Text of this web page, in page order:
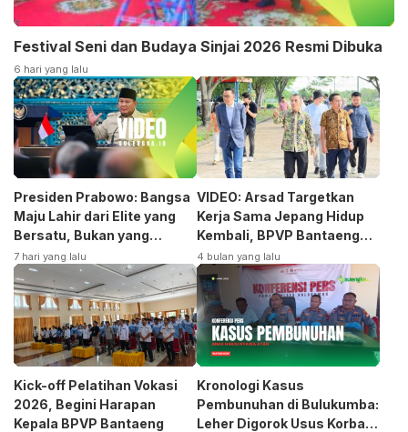
Festival Seni dan Budaya Sinjai 2026 Resmi Dibuka
6 hari yang lalu
Presiden Prabowo: Bangsa
Maju Lahir dari Elite yang
Bersatu, Bukan yang
Terpecah
7 hari yang lalu
VIDEO: Arsad Targetkan
Kerja Sama Jepang Hidup
Kembali, BPVP Bantaeng
Siap Bangkitkan Jurusan
Otomotif
4 bulan yang lalu
Kick-off Pelatihan Vokasi
2026, Begini Harapan
Kepala BPVP Bantaeng
Kronologi Kasus
Pembunuhan di Bulukumba:
Leher Digorok Usus Korban